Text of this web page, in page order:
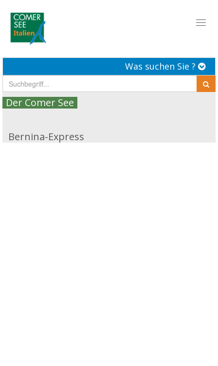
Was suchen Sie ?
Der Comer See
Bernina-Express